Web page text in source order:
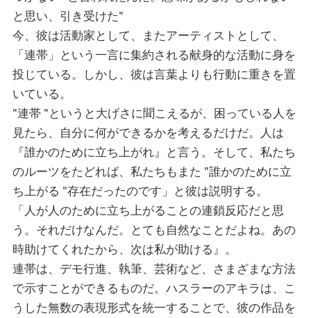
と思い、引き受けた"
今、彼は活動家として、またアーティストとして、
「連帯」という一言に集約される献身的な活動に身を
投じている。しかし、彼は言葉よりも行動に重きを置
いている。
"連帯 "というと大げさに聞こえるが、困っている人を
見たら、自分に何ができるかを考えるだけだ。人は
『誰かのために立ち上がれ』と言う。そして、私たち
のルーツをたどれば、私たちもまた "誰かのために立
ち上がる "存在だったのです」と彼は説明する。
「人が人のために立ち上がることの連鎖反応だと思
う。それだけなんだ。とても自然なことだよね。あの
時助けてくれたから、次は私が助ける』。
連帯は、デモ行進、執筆、芸術など、さまざまな方法
で示すことができるものだ。ハスラーのアキラは、こ
うした無数の表現形式を統一することで、彼の作品を